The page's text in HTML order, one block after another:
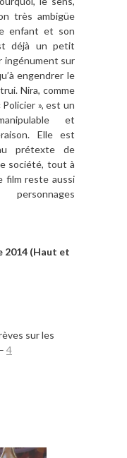
très ambigüe
enfant et son
déjà un petit
ingénument sur
engendrer le
Nira, comme
», est un
et
Elle est
prétexte de
société, tout à
film reste aussi
2014 (Haut et
sur les
– 4